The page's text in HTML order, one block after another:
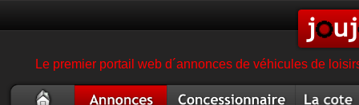
Le premier portail web d´annonces de véhicules de